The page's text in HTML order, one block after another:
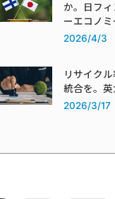
か。日フ
ーエコノミ
2026/4/3
リサイク
統合を。
2026/3/17